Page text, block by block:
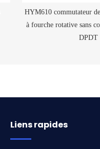
HYM610 commutateur
à fourche rotative sans
DPDT
Liens rapides